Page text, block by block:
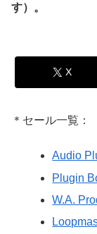
す）。
X
＊セール一覧：
Audio
Plugin
W.A.